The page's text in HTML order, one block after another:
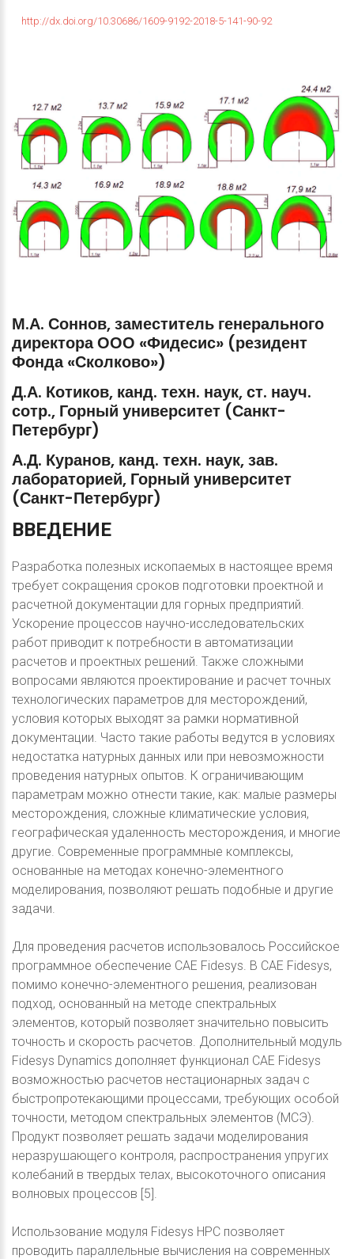
http://dx.doi.org/10.30686/1609-9192-2018-5-141-90-92
М.А. Соннов,заместитель генерального
директораООО «Фидесис» (резидент
Фонда «Сколково»)
Д.А. Котиков, канд. техн. наук,ст. науч.
сотр., Горный университет (Санкт-
Петербург)
А.Д. Куранов, канд. техн. наук,зав.
лабораторией, Горный университет
(Санкт-Петербург)
ВВЕДЕНИЕ
Разработка полезных ископаемых в настоящее время
требует сокращения сроков подготовки проектной и
расчетной документации для горных предприятий.
Ускорение процессов научно-исследовательских
работ приводит к потребности в автоматизации
расчетов и проектных решений. Также сложными
вопросами являются проектирование и расчет точных
технологических параметров для месторождений,
условия которых выходят за рамки нормативной
документации. Часто такие работы ведутся в условиях
недостатка натурных данных или при невозможности
проведения натурных опытов. К ограничивающим
параметрам можно отнести такие, как: малые размеры
месторождения, сложные климатические условия,
географическая удаленность месторождения, и многие
другие. Современные программные комплексы,
основанные на методах конечно-элементного
моделирования, позволяют решать подобные и другие
задачи.
Для проведения расчетов использовалось Российское
программное обеспечение CAE Fidesys. В CAE Fidesys,
помимо конечно-элементного решения, реализован
подход, основанный на методе спектральных
элементов, который позволяет значительно повысить
точность и скорость расчетов. Дополнительный модуль
Fidesys Dynamics дополняет функционал CAE Fidesys
возможностью расчетов нестационарных задач с
быстропротекающими процессами, требующих особой
точности, методом спектральных элементов (МСЭ).
Продукт позволяет решать задачи моделирования
неразрушающего контроля, распространения упругих
колебаний в твердых телах, высокоточного описания
волновых процессов [5].
Использование модуля Fidesys HPC позволяет
проводить параллельные вычисления на современных